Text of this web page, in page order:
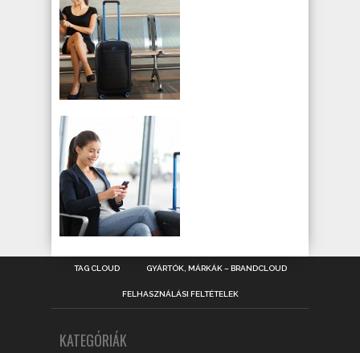
TAG CLOUD GYÁRTÓK, MÁRKÁK – BRANDCLOUD
FELHASZNÁLÁSI FELTÉTELEK
KATEGÓRIÁK